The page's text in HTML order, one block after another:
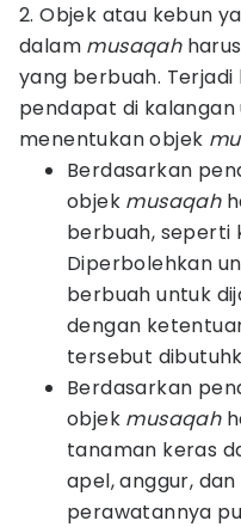
2. Objek atau kebun
dalam musaqah
yang berbuah.
pendapat di
menentukan objek
Berdasarkan
objek musaqah
berbuah, seperti
Diperbolehkan
berbuah untuk
dengan
tersebut
Berdasarkan
objek musaqah
tanaman keras
apel, anggur,
perawatannya